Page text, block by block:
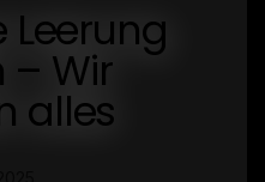
Leerung
– Wir
alles